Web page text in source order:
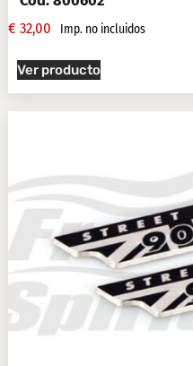
€ 32,00 Imp. no incluidos
Ver producto